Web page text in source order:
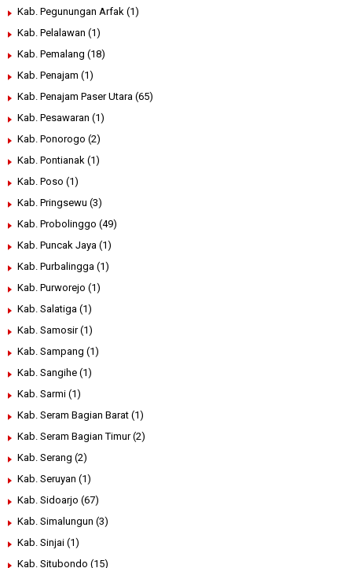
Kab. Pegunungan Arfak (1)
Kab. Pelalawan (1)
Kab. Pemalang (18)
Kab. Penajam (1)
Kab. Penajam Paser Utara (65)
Kab. Pesawaran (1)
Kab. Ponorogo (2)
Kab. Pontianak (1)
Kab. Poso (1)
Kab. Pringsewu (3)
Kab. Probolinggo (49)
Kab. Puncak Jaya (1)
Kab. Purbalingga (1)
Kab. Purworejo (1)
Kab. Salatiga (1)
Kab. Samosir (1)
Kab. Sampang (1)
Kab. Sangihe (1)
Kab. Sarmi (1)
Kab. Seram Bagian Barat (1)
Kab. Seram Bagian Timur (2)
Kab. Serang (2)
Kab. Seruyan (1)
Kab. Sidoarjo (67)
Kab. Simalungun (3)
Kab. Sinjai (1)
Kab. Situbondo (15)